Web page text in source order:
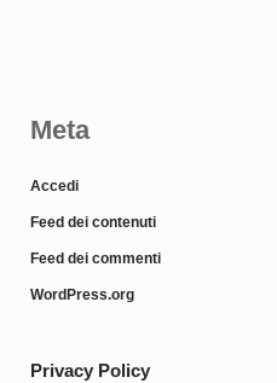
Meta
Accedi
Feed dei contenuti
Feed dei commenti
WordPress.org
Privacy Policy